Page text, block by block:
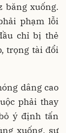
băng xuống.
phạm lỗi
chỉ bị thẻ
trọng tài đổi
dâng cao
phải thay
ý định tấn
xuống, sự